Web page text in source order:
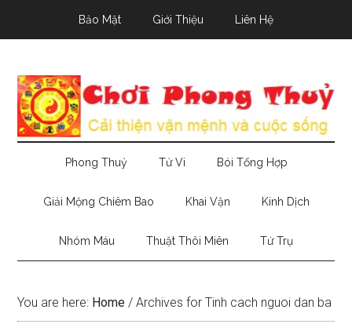
Bảo Mật Giới Thiệu Liên Hệ
Phong Thuỷ Tử Vi Bói Tổng Hợp
Giải Mộng Chiêm Bao Khai Vận Kinh Dịch
Nhóm Máu Thuật Thôi Miên Tứ Trụ
You are here: Home / Archives for Tinh cach nguoi dan ba